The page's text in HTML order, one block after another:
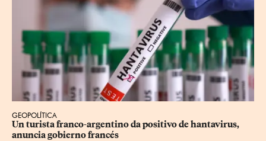
GEOPOLÍTICA
Un turista franco-argentino da positivo de hantavirus,
anuncia gobierno francés